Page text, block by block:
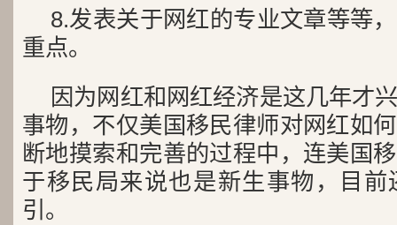
8.发表关于网红的专业文章等等
重点。
因为网红和网红经济是这几年才
事物，不仅美国移民律师对网红如
断地摸索和完善的过程中，连美国
于移民局来说也是新生事物，目
引。